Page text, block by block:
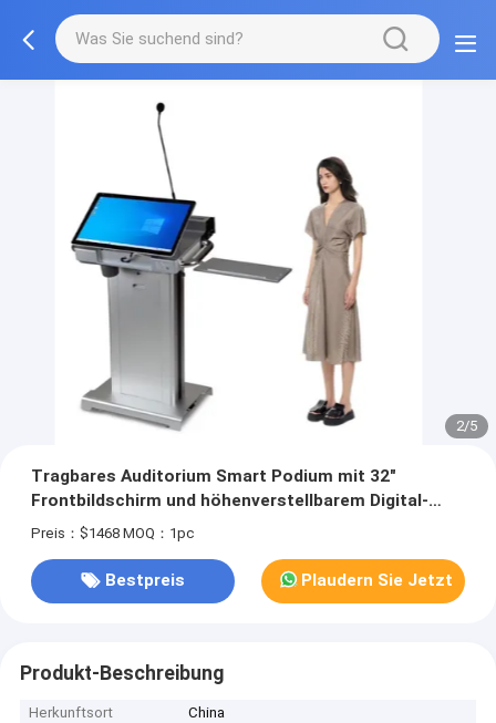
3/5
Tragbares Auditorium Smart Podium mit 32"
Frontbildschirm und höhenverstellbarem Digital-
Lektor mit Intel i5 6th
Preis：$1468 MOQ：1pc
Bestpreis Plaudern Sie Jetzt
Produkt-Beschreibung
Herkunftsort
China